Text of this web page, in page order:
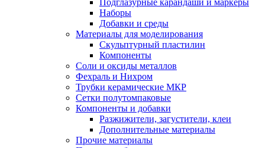
Подглазурные карандаши и маркеры
Наборы
Добавки и среды
Материалы для моделирования
Скульптурный пластилин
Компоненты
Соли и оксиды металлов
Фехраль и Нихром
Трубки керамические МКР
Сетки полутомпаковые
Компоненты и добавки
Разжижители, загустители, клеи
Дополнительные материалы
Прочие материалы